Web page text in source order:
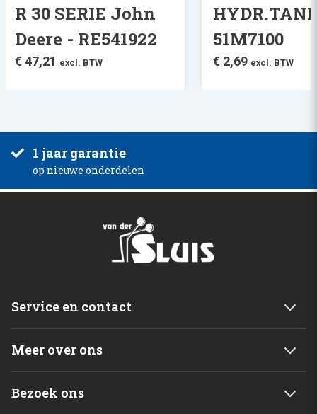
R 30 SERIE John
Deere - RE541922
€47,21 excl. BTW
51M7100
€ 2,69 excl. BTW
1 jaar garantie
op nieuwe onderdelen
Service en contact
Meer over ons
Bezoek ons